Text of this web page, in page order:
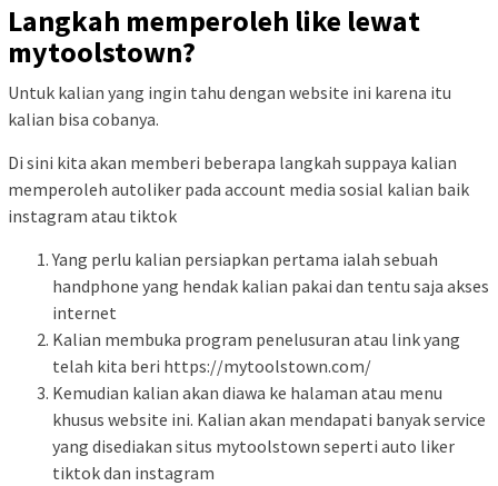
Langkah memperoleh like lewat
mytoolstown?
Untuk kalian yang ingin tahu dengan website ini karena itu
kalian bisa cobanya.
Di sini kita akan memberi beberapa langkah suppaya kalian
memperoleh autoliker pada account media sosial kalian baik
instagram atau tiktok
Yang perlu kalian persiapkan pertama ialah sebuah
handphone yang hendak kalian pakai dan tentu saja akses
internet
Kalian membuka program penelusuran atau link yang
telah kita beri https://mytoolstown.com/
Kemudian kalian akan diawa ke halaman atau menu
khusus website ini. Kalian akan mendapati banyak service
yang disediakan situs mytoolstown seperti auto liker
tiktok dan instagram